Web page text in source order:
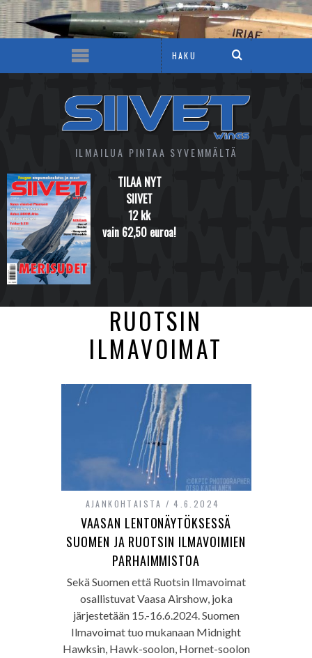
ILMAILUA PINTAA SYVEMMÄLTÄ
TILAA NYT
SIIVET
12 kk
vain 62,50 euroa!
RUOTSIN
ILMAVOIMAT
AJANKOHTAISTA 4.6.2024
VAASAN LENTONÄYTÖKSESSÄ
SUOMEN JA RUOTSIN ILMAVOIMIEN
PARHAIMMISTOA
Sekä Suomen että Ruotsin Ilmavoimat
osallistuvat Vaasa Airshow, joka
järjestetään 15.-16.6.2024. Suomen
Ilmavoimat tuo mukanaan Midnight
Hawksin, Hawk-soolon, Hornet-soolon